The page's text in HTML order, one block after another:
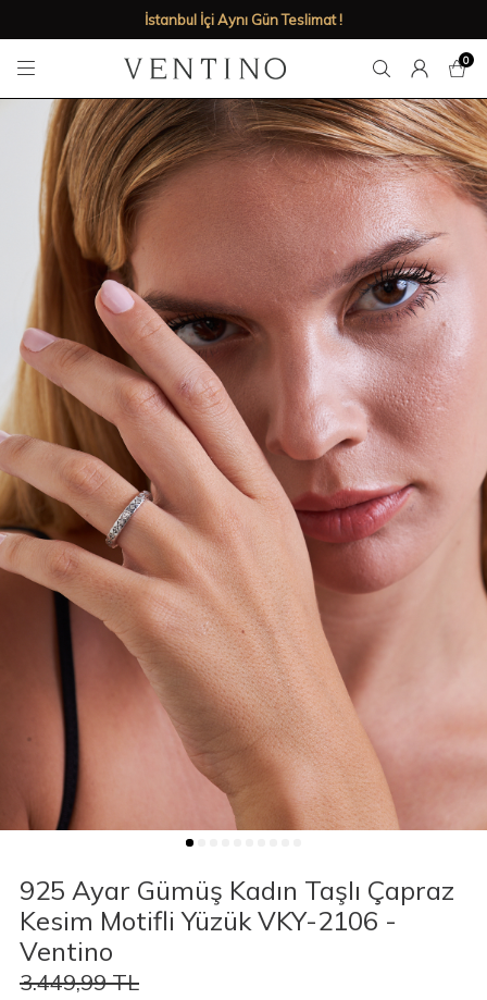
İstanbul İçi Aynı Gün Teslimat !
0
925 Ayar Gümüş Kadın Taşlı Çapraz
Kesim Motifli Yüzük VKY-2106 -
Ventino
3.449,99TL